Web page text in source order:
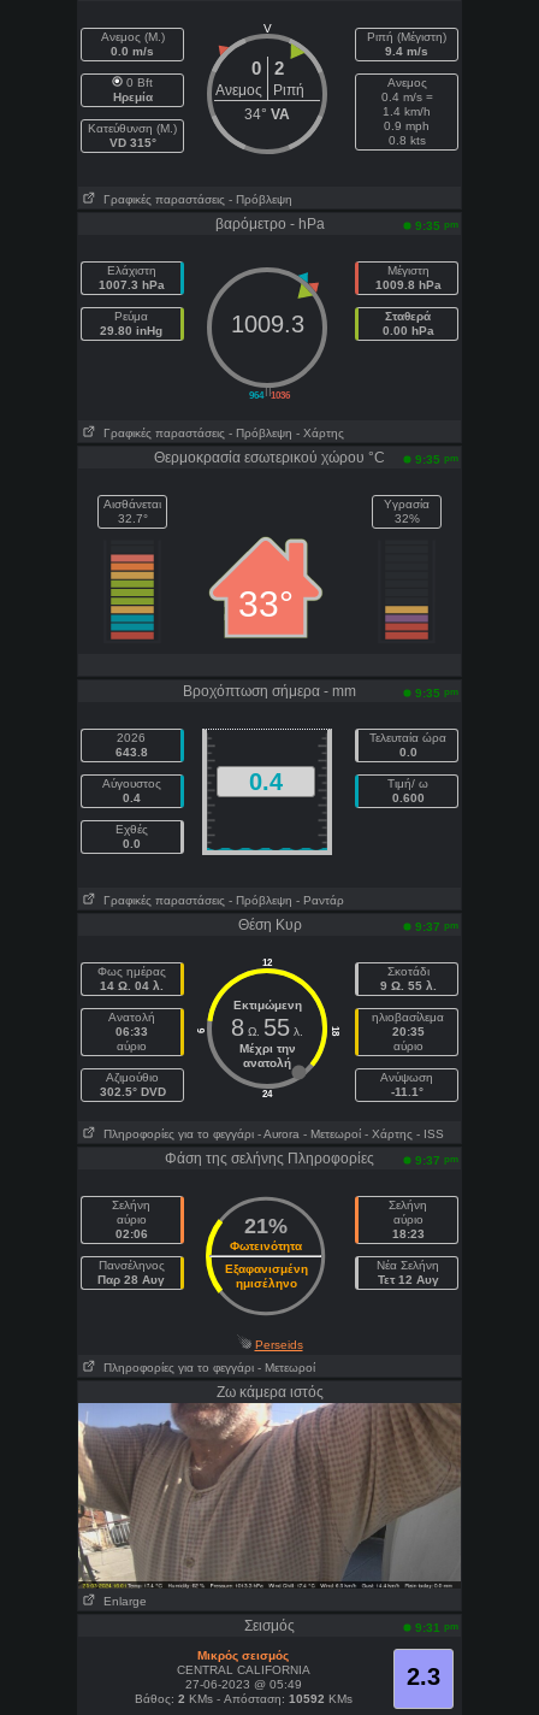
Ανεμος (Μ.)
0.0 m/s
0 Bft
Ηρεμία
Κατεύθυνση (Μ.)
VD 315°
V
0 2
Ανεμος
Ριπή
34° VA
Ριπή (Μέγιστη)
9.4 m/s
Ανεμος
0.4 m/s =
1.4 km/h
0.9 mph
0.8 kts
Γραφικές παραστάσεις - Πρόβλεψη
βαρόμετρο - hPa 9:35 pm
Ελάχιστη
1007.3 hPa
Ρεύμα
29.80 inHg
||
964 1036
1009.3
Μέγιστη
1009.8 hPa
Σταθερά
0.00 hPa
Γραφικές παραστάσεις - Πρόβλεψη - Χάρτης
Θερμοκρασία εσωτερικού χώρου °C 9:35 pm
Αισθάνεται
32.7°
33°
Υγρασία
32%
Βροχόπτωση σήμερα - mm 9:35 pm
2026
643.8
Αύγουστος
0.4
Εχθές
0.0
0.4
Τελευταία ώρα
0.0
Τιμή/ ω
0.600
Γραφικές παραστάσεις - Πρόβλεψη - Ραντάρ
Θέση Κυρ 9:37 pm
Φως ημέρας
14 Ω. 04 λ.
Ανατολή
06:33
αύριο
Aζιμούθιο
302.5° DVD
12
24
6 18
Εκτιμώμενη
8 Ω. 55 λ.
Μέχρι την
ανατολή
Σκοτάδι
9 Ω. 55 λ.
ηλιοβασίλεμα
20:35
αύριο
Ανύψωση
-11.1°
Πληροφορίες για το φεγγάρι - Αυrora - Μετεωροί - Χάρτης - ISS
Φάση της σελήνης Πληροφορίες 9:37 pm
Σελήνη
αύριο
02:06
Πανσέληνος
Παρ 28 Αυγ
21%
Φωτεινότητα
Εξαφανισμένη
ημισέληνο
Σελήνη
αύριο
18:23
Νέα Σελήνη
Τετ 12 Αυγ
Perseids
Πληροφορίες για το φεγγάρι - Μετεωροί
Ζω κάμερα ιστός
Enlarge
Σεισμός 9:31 pm
2.3
Μικρός σεισμός
CENTRAL CALIFORNIA
27-06-2023 @ 05:49
Βάθος: 2 KMs - Απόσταση: 10592 KMs